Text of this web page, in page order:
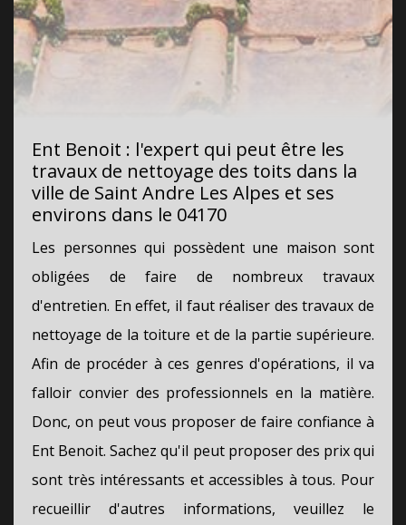
Ent Benoit : l'expert qui peut être les
travaux de nettoyage des toits dans la
ville de Saint Andre Les Alpes et ses
environs dans le 04170
Les personnes qui possèdent une maison sont
obligées de faire de nombreux travaux
d'entretien. En effet, il faut réaliser des travaux de
nettoyage de la toiture et de la partie supérieure.
Afin de procéder à ces genres d'opérations, il va
falloir convier des professionnels en la matière.
Donc, on peut vous proposer de faire confiance à
Ent Benoit. Sachez qu'il peut proposer des prix qui
sont très intéressants et accessibles à tous. Pour
recueillir d'autres informations, veuillez le